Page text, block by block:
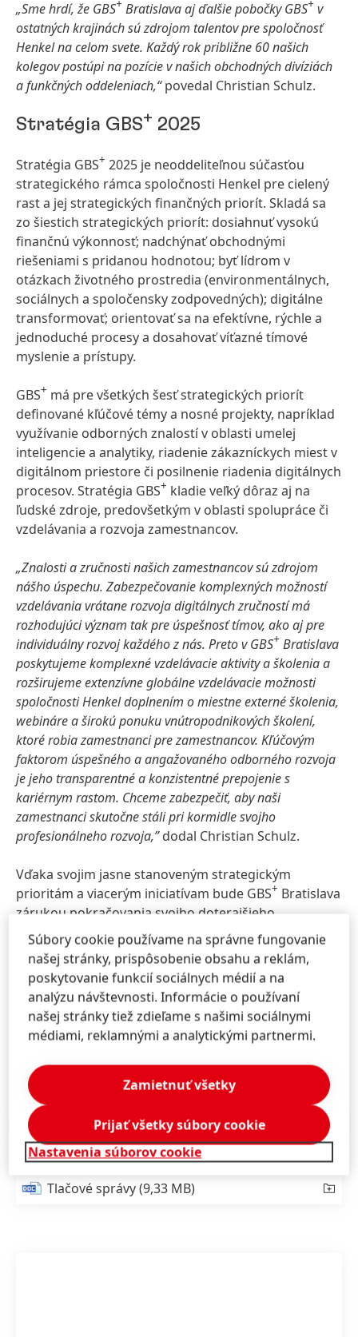
„Sme hrdí, že GBS+ Bratislava aj ďalšie pobočky GBS+ v
ostatných krajinách sú zdrojom talentov pre spoločnosť
Henkel na celom svete. Každý rok približne 60 našich
kolegov postúpi na pozície v našich obchodných divíziách
a funkčných oddeleniach,“povedal Christian Schulz.
Stratégia GBS+ 2025
Stratégia GBS+ 2025 je neoddeliteľnou súčasťou
strategického rámca spoločnosti Henkel pre cielený
rast a jej strategických finančných priorít. Skladá sa
zo šiestich strategických priorít: dosiahnuť vysokú
finančnú výkonnosť; nadchýnať obchodnými
riešeniami s pridanou hodnotou; byť lídrom v
otázkach životného prostredia (environmentálnych,
sociálnych a spoločensky zodpovedných); digitálne
transformovať; orientovať sa na efektívne, rýchle a
jednoduché procesy a dosahovať víťazné tímové
myslenie a prístupy.
GBS+ má pre všetkých šesť strategických priorít
definované kľúčové témy a nosné projekty, napríklad
využívanie odborných znalostí v oblasti umelej
inteligencie a analytiky, riadenie zákazníckych miest v
digitálnom priestore či posilnenie riadenia digitálnych
procesov. Stratégia GBS+ kladie veľký dôraz aj na
ľudské zdroje, predovšetkým v oblasti spolupráce či
vzdelávania a rozvoja zamestnancov.
„Znalosti a zručnosti našich zamestnancov sú zdrojom
nášho úspechu. Zabezpečovanie komplexných možností
vzdelávania vrátane rozvoja digitálnych zručností má
rozhodujúci význam tak pre úspešnosť tímov, ako aj pre
individuálny rozvoj každého z nás. Preto v GBS+ Bratislava
poskytujeme komplexné vzdelávacie aktivity a školenia a
rozširujeme extenzívne globálne vzdelávacie možnosti
spoločnosti Henkel doplnením o miestne externé školenia,
webináre a širokú ponuku vnútropodnikových školení,
ktoré robia zamestnanci pre zamestnancov. Kľúčovým
faktorom úspešného a angažovaného odborného rozvoja
je jeho transparentné a konzistentné prepojenie s
kariérnym rastom. Chceme zabezpečiť, aby naši
zamestnanci skutočne stáli pri kormidle svojho
profesionálneho rozvoja,”dodal Christian Schulz.
Vďaka svojim jasne stanoveným strategickým
prioritám a viacerým iniciatívam bude GBS+ Bratislava
zárukou pokračovania svojho doterajšieho
úspešného pätnásťročného pôsobenia. Zručnosti a
schopnosti zamestnancov ostávajú i naďalej jeho
kľúčovou výhodou. GBS +
Bratislava sa v najbližších
rokoch zameria na všetky aspekty rastu svojich
zamestnancov, predovšetkým na ich vzdelávanie a
rozvoj v úsilí byť aj naďalej zamestnávateľom prvej
voľby pre ľudí, ktorí chcú profesionálne rásť.
Tlačové správy(322,31 KB)
Tlačové správy(9,33 MB)
Súbory cookie používame na správne fungovanie
našej stránky, prispôsobenie obsahu a reklám,
poskytovanie funkcií sociálnych médií a na
analýzu návštevnosti. Informácie o používaní
našej stránky tiež zdieľame s našimi sociálnymi
médiami, reklamnými a analytickými partnermi.
Nastavenia súborov cookie
Zamietnuť všetky
Prijať všetky súbory cookie